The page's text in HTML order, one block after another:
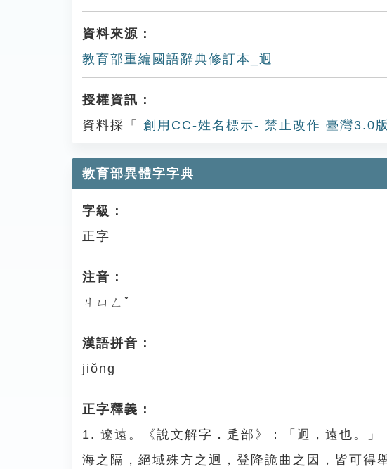
資料來源：
教育部重編國語辭典修訂本_迥
授權資訊：
資料採「
創用CC-姓名標示- 禁止改作 臺灣3.0
教育部異體字字典
字級：
正字
注音：
ㄐㄩㄥˇ
漢語拼音：
jiǒng
正字釋義：
1. 遼遠。《說文解字．辵部》：「迥，遠也。
海之隔，絕域殊方之迥，登降詭曲之因，皆可得